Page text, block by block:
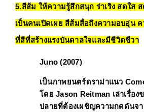
5.สีส้ม ให้ความรู้สึกสนุก ร่าเริง สดใส
เป็นคนเปิดเผย สีส้มสื่อถึงความอบอุ่น
ที่สีที่สร้างแรงบันดาลใจและมีชีวิตชีวา
Juno (2007)
เป็นภาพยนตร์ดราม่าแนว
โดย Jason Reitman เล่าเรื่อ
ปลายที่ต้องเผชิญความกดดันจ